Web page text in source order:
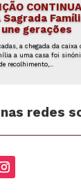
CONTINUA
Sagrada
gerações
a chegada da caixa
a uma casa foi
recolhimento,...
redes